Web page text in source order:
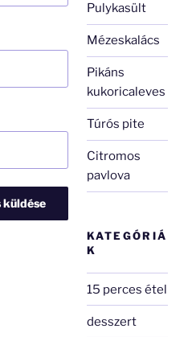
Pulykasült
Mézeskalács
Pikáns
kukoricaleves
Túrós pite
Citromos
pavlova
KATEGÓRIÁ
K
15 perces étel
desszert